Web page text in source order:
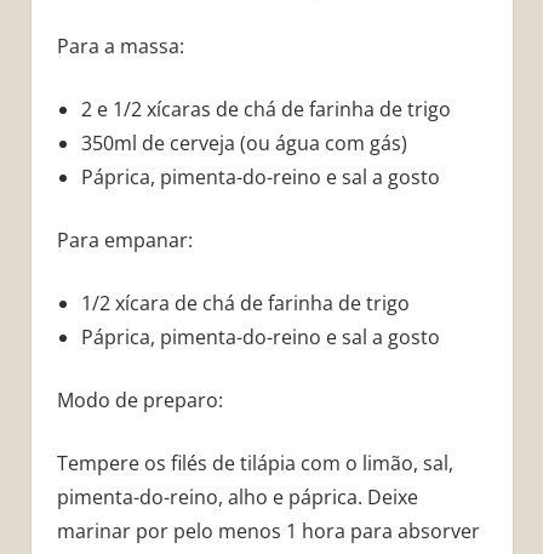
Para a massa:
2 e 1/2 xícaras de chá de farinha de trigo
350ml de cerveja (ou água com gás)
Páprica, pimenta-do-reino e sal a gosto
Para empanar:
1/2 xícara de chá de farinha de trigo
Páprica, pimenta-do-reino e sal a gosto
Modo de preparo:
Tempere os filés de tilápia com o limão, sal,
pimenta-do-reino, alho e páprica. Deixe
marinar por pelo menos 1 hora para absorver